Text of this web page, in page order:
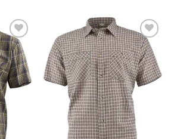
Add to
Wishlist
Add to
Wishlist